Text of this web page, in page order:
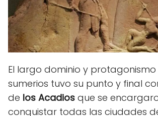
El largo dominio y protagonismo
sumerios tuvo su punto y final
de los Acadios que se
conquistar todas las ciudades